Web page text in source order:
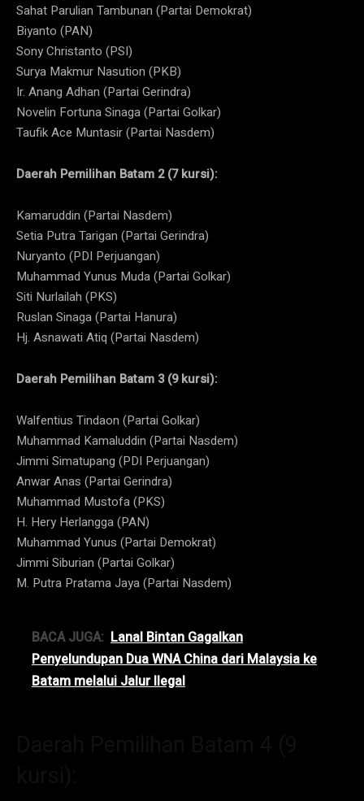
Sahat Parulian Tambunan (Partai Demokrat)
Biyanto (PAN)
Sony Christanto (PSI)
Surya Makmur Nasution (PKB)
Ir. Anang Adhan (Partai Gerindra)
Novelin Fortuna Sinaga (Partai Golkar)
Taufik Ace Muntasir (Partai Nasdem)
Daerah Pemilihan Batam 2 (7 kursi):
Kamaruddin (Partai Nasdem)
Setia Putra Tarigan (Partai Gerindra)
Nuryanto (PDI Perjuangan)
Muhammad Yunus Muda (Partai Golkar)
Siti Nurlailah (PKS)
Ruslan Sinaga (Partai Hanura)
Hj. Asnawati Atiq (Partai Nasdem)
Daerah Pemilihan Batam 3 (9 kursi):
Walfentius Tindaon (Partai Golkar)
Muhammad Kamaluddin (Partai Nasdem)
Jimmi Simatupang (PDI Perjuangan)
Anwar Anas (Partai Gerindra)
Muhammad Mustofa (PKS)
H. Hery Herlangga (PAN)
Muhammad Yunus (Partai Demokrat)
Jimmi Siburian (Partai Golkar)
M. Putra Pratama Jaya (Partai Nasdem)
BACA JUGA: Lanal Bintan Gagalkan
Penyelundupan Dua WNA China dari Malaysia ke
Batam melalui Jalur Ilegal